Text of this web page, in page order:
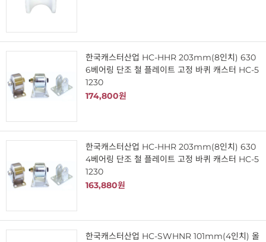
한국캐스터산업 HC-HHR 203mm(8인치) 630
6베어링 단조 철 플레이트 고정 바퀴 캐스터 HC-5
1230
174,800원
한국캐스터산업 HC-HHR 203mm(8인치) 630
4베어링 단조 철 플레이트 고정 바퀴 캐스터 HC-5
1230
163,880원
한국캐스터산업 HC-SWHNR 101mm(4인치) 올